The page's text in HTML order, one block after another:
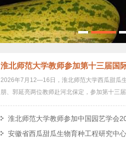
淮北师范大学教师参加第十三届国
2026年7月12—16日，淮北师范大学西瓜甜瓜
朋、郭延亮两位教师赴河北保定，参加第十三
淮北师范大学教师参加中国园艺学会
安徽省西瓜甜瓜生物育种工程研究中心召